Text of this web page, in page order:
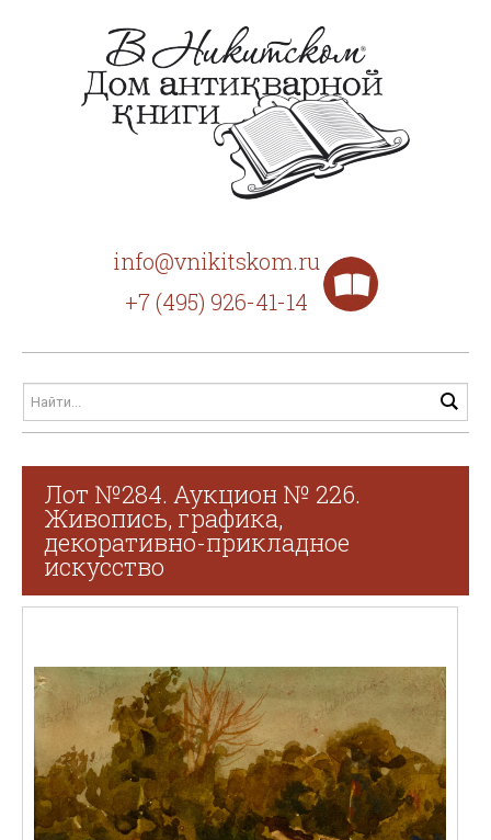
info@vnikitskom.ru
+7 (495) 926-41-14
Лот №284. Аукцион № 226.
Живопись, графика,
декоративно-прикладное
искусство